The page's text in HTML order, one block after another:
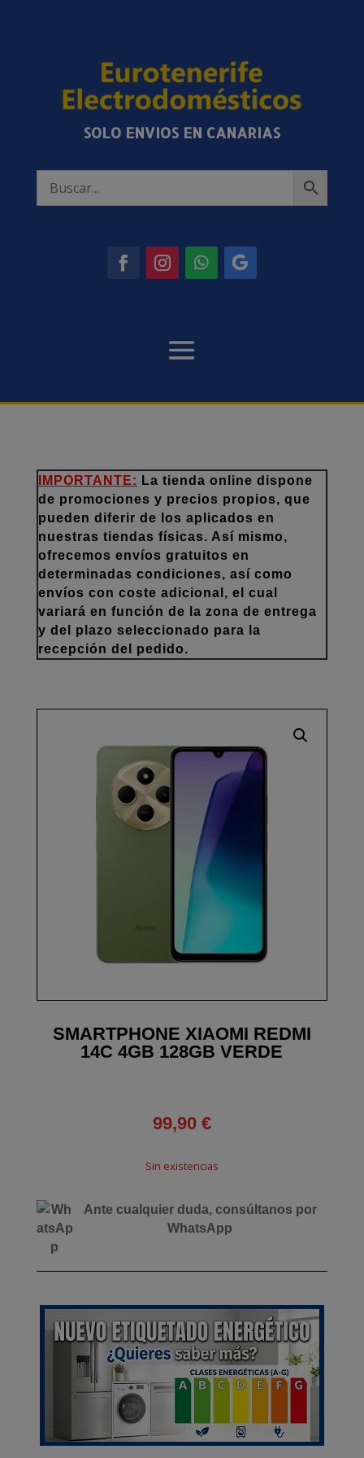
SOLO ENVIOS EN CANARIAS
IMPORTANTE: La tienda online dispone
de promociones y precios propios, que
pueden diferir de los aplicados en
nuestras tiendas físicas. Así mismo,
ofrecemos envíos gratuitos en
determinadas condiciones, así como
envíos con coste adicional, el cual
variará en función de la zona de entrega
y del plazo seleccionado para la
recepción del pedido.
SMARTPHONE XIAOMI REDMI
14C 4GB 128GB VERDE
99,90 €
Sin existencias
Ante cualquier duda, consúltanos por
WhatsApp